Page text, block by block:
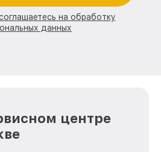
на обработку
данных
центре